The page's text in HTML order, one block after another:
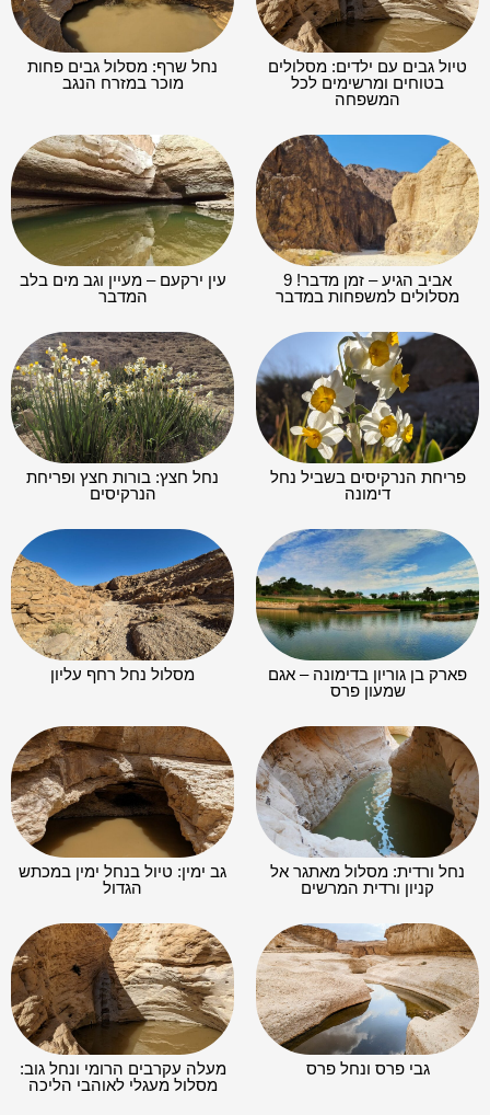
טיול גבים עם ילדים: מסלולים
בטוחים ומרשימים לכל
המשפחה
נחל שרף: מסלול גבים פחות
מוכר במזרח הנגב
אביב הגיע – זמן מדבר! 9
מסלולים למשפחות במדבר
עין ירקעם – מעיין וגב מים בלב
המדבר
פריחת הנרקיסים בשביל נחל
דימונה
נחל חצץ: בורות חצץ ופריחת
הנרקיסים
פארק בן גוריון בדימונה – אגם
שמעון פרס
מסלול נחל רחף עליון
נחל ורדית: מסלול מאתגר אל
קניון ורדית המרשים
גב ימין: טיול בנחל ימין במכתש
הגדול
גבי פרס ונחל פרס
מעלה עקרבים הרומי ונחל גוב:
מסלול מעגלי לאוהבי הליכה